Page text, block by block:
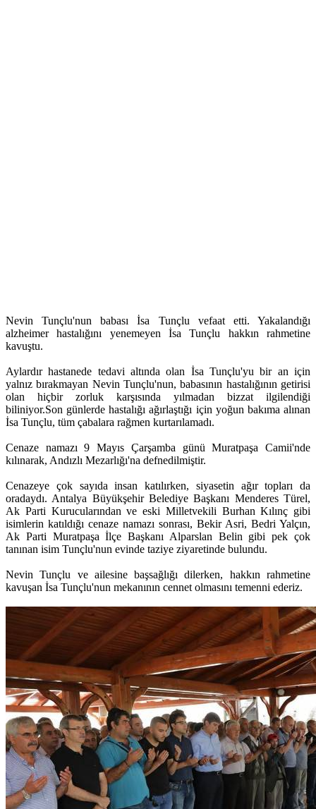
Nevin Tunçlu'nun babası İsa Tunçlu vefaat etti. Yakalandığı
alzheimer hastalığını yenemeyen İsa Tunçlu hakkın rahmetine
kavuştu.
Aylardır hastanede tedavi altında olan İsa Tunçlu'yu bir an için
yalnız bırakmayan Nevin Tunçlu'nun, babasının hastalığının getirisi
olan hiçbir zorluk karşısında yılmadan bizzat ilgilendiği
biliniyor.Son günlerde hastalığı ağırlaştığı için yoğun bakıma alınan
İsa Tunçlu, tüm çabalara rağmen kurtarılamadı.
Cenaze namazı 9 Mayıs Çarşamba günü Muratpaşa Camii'nde
kılınarak, Andızlı Mezarlığı'na defnedilmiştir.
Cenazeye çok sayıda insan katılırken, siyasetin ağır topları da
oradaydı. Antalya Büyükşehir Belediye Başkanı Menderes Türel,
Ak Parti Kurucularından ve eski Milletvekili Burhan Kılınç gibi
isimlerin katıldığı cenaze namazı sonrası, Bekir Asri, Bedri Yalçın,
Ak Parti Muratpaşa İlçe Başkanı Alparslan Belin gibi pek çok
tanınan isim Tunçlu'nun evinde taziye ziyaretinde bulundu.
Nevin Tunçlu ve ailesine başsağlığı dilerken, hakkın rahmetine
kavuşan İsa Tunçlu'nun mekanının cennet olmasını temenni ederiz.